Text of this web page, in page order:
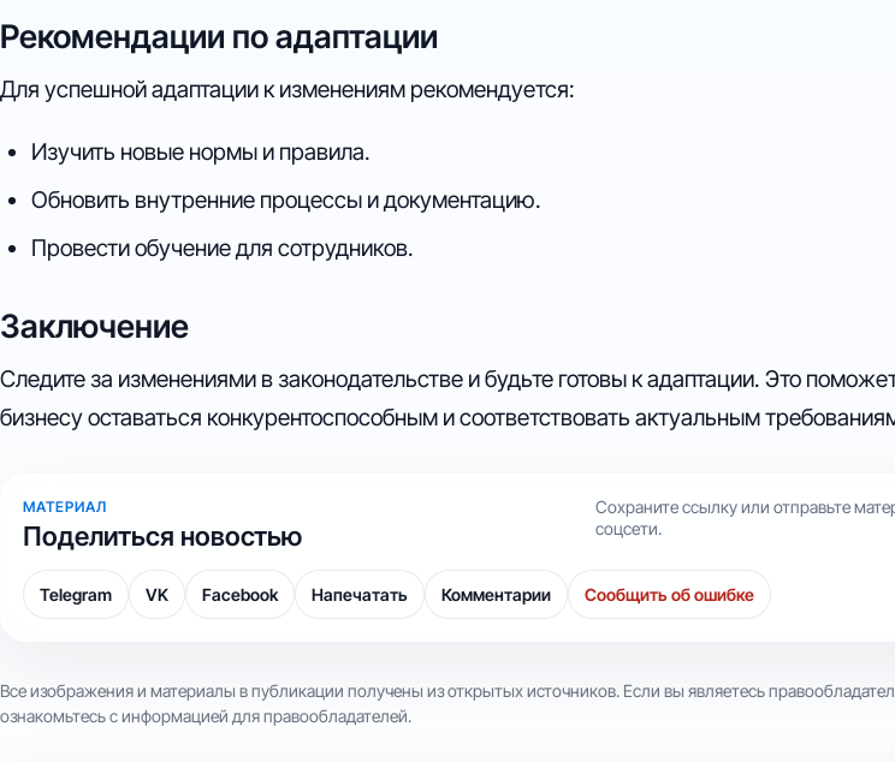
Рекомендации по адаптации
Для успешной адаптации к изменениям рекомендуется:
Изучить новые нормы и правила.
Обновить внутренние процессы и документацию.
Провести обучение для сотрудников.
Заключение
Следите за изменениями в законодательстве и будьте готовы к адаптации. Это
бизнесу оставаться конкурентоспособным и соответствовать актуальным
МАТЕРИАЛ
Поделиться новостью
Сохраните ссылку или отправьте
соцсети.
Telegram VK Facebook Напечатать Комментарии Сообщить об ошибке
Все изображения и материалы в публикации получены из открытых источников. Если вы являетесь
ознакомьтесь с информацией для правообладателей.